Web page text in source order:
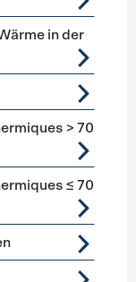
in der
> 70
≤ 70